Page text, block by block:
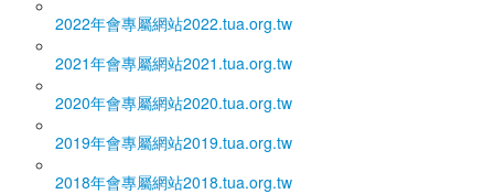
2022年會專屬網站2022.tua.org.tw
2021年會專屬網站2021.tua.org.tw
2020年會專屬網站2020.tua.org.tw
2019年會專屬網站2019.tua.org.tw
2018年會專屬網站2018.tua.org.tw